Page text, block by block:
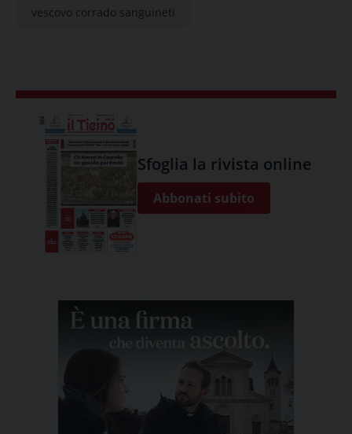
vescovo corrado sanguineti
Sfoglia la rivista online
Abbonati subito